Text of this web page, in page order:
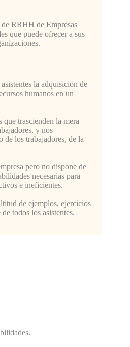
RRHH de Empresas
que puede ofrecer a sus
la adquisición de
humanos en un
que trascienden la mera
y nos
de los trabajadores, de la
pero no dispone de
necesarias para
e ineficientes.
de ejemplos, ejercicios
todos los asistentes.